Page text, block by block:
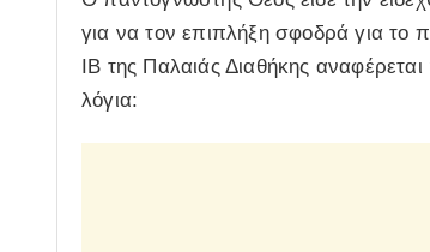
για να τον επιπλήξη σφοδρά για το
ΙΒ της Παλαιάς Διαθήκης
λόγια: